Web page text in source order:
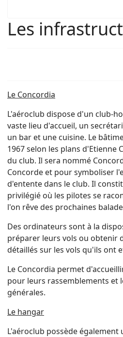
Les
Le Concordia
L'aéroclub dispose d'un club-
vaste lieu d'accueil, un
un bar et une cuisine. Le
1967 selon les plans d'Etienne
du club. Il sera nommé
Concorde et pour symboliser
d'entente dans le club. Il
privilégié où les pilotes se
l'on rêve des prochaines
Des ordinateurs sont à la
préparer leurs vols ou obtenir
détaillés sur les vols qu'ils ont
Le Concordia permet
pour leurs rassemblements et
générales.
Le hangar
L'aéroclub possède